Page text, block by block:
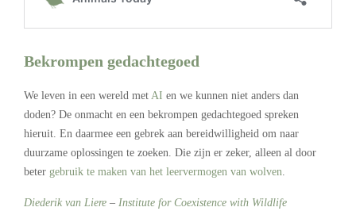
Bekrompen gedachtegoed
We leven in een wereld met AI en we kunnen niet anders dan
doden? De onmacht en een bekrompen gedachtegoed spreken
hieruit. En daarmee een gebrek aan bereidwilligheid om naar
duurzame oplossingen te zoeken. Die zijn er zeker, alleen al door
beter gebruik te maken van het leervermogen van wolven.
Diederik van Liere – Institute for Coexistence with Wildlife